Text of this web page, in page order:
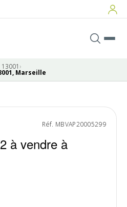
›
Marseille
Réf. MBVAP20005299
à vendre à